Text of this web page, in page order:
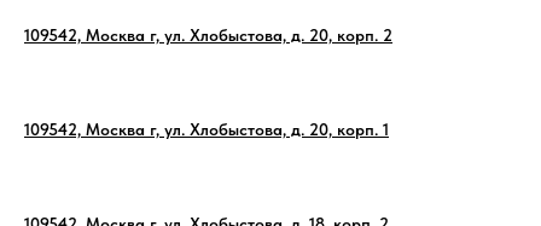
109542, Москва г, ул. Хлобыстова, д. 20, корп. 2
109542, Москва г, ул. Хлобыстова, д. 20, корп. 1